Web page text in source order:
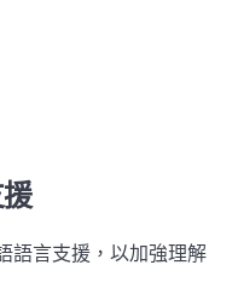
語言支援，以加強理解